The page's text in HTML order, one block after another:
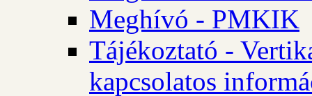
Meghívó - PMKIK
Tájékoztató -
kapcsolatos